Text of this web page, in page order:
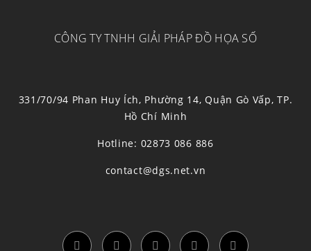
CÔNG TY TNHH GIẢI PHÁP ĐỒ HỌA SỐ
331/70/94 Phan Huy Ích, Phường 14, Quận Gò Vấp, TP.
Hồ Chí Minh
Hotline: 02873 086 886
contact@dgs.net.vn